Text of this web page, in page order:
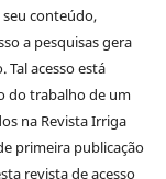
conteúdo,
a pesquisas gera
acesso está
do trabalho de um
na Revista Irriga
primeira publicação
revista de acesso